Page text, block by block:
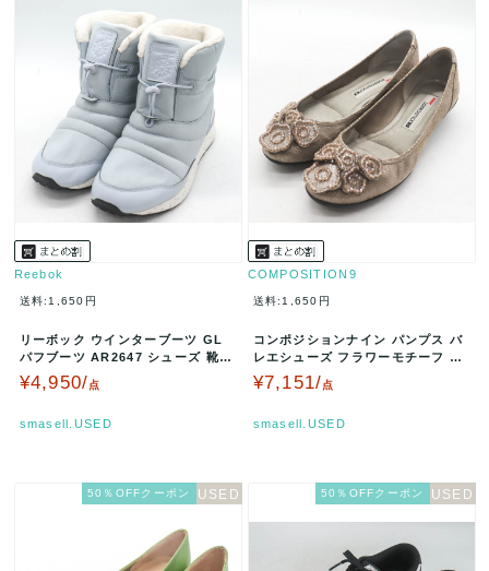
Reebok
送料:1,650円
リーボック ウインターブーツ GL
パフブーツ AR2647 シューズ 靴
レディース 24.5サイズ…
¥4,950/点
smasell.USED
COMPOSITION9
送料:1,650円
コンポジションナイン パンプス バ
レエシューズ フラワーモチーフ コ
ンフォートシューズ 靴 レディー…
¥7,151/点
smasell.USED
50％OFFクーポン 50％OFFクーポン